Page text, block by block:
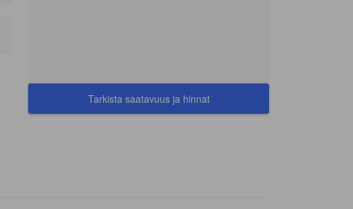
Tarkista saatavuus ja hinnat